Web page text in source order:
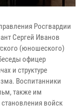
Росгвардии
Сергей Иванов
(юношеского)
офицер
и структуре
Воспитанники
также им
войск